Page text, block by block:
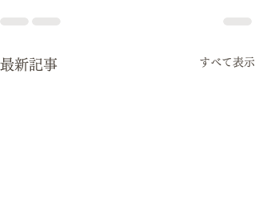
最新記事 すべて表示